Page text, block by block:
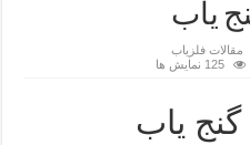
یاب
مقالات فلزیاب
125 نمایش ها
گنج یاب